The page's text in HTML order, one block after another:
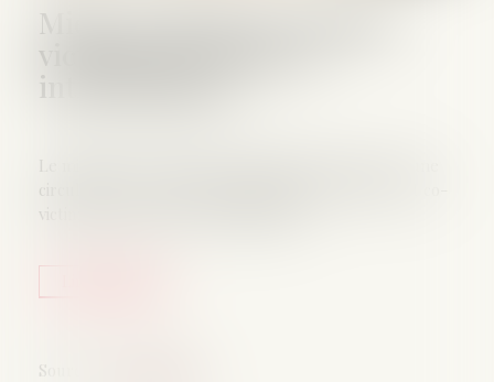
Mieux protéger les enfants
victimes de violences
intrafamiliales
Source :
Le ministère de la Justice a diffusé, fin août 2024, une
circulaire sur la protection des mineurs victimes et co-
victimes de violences intrafamiliales...